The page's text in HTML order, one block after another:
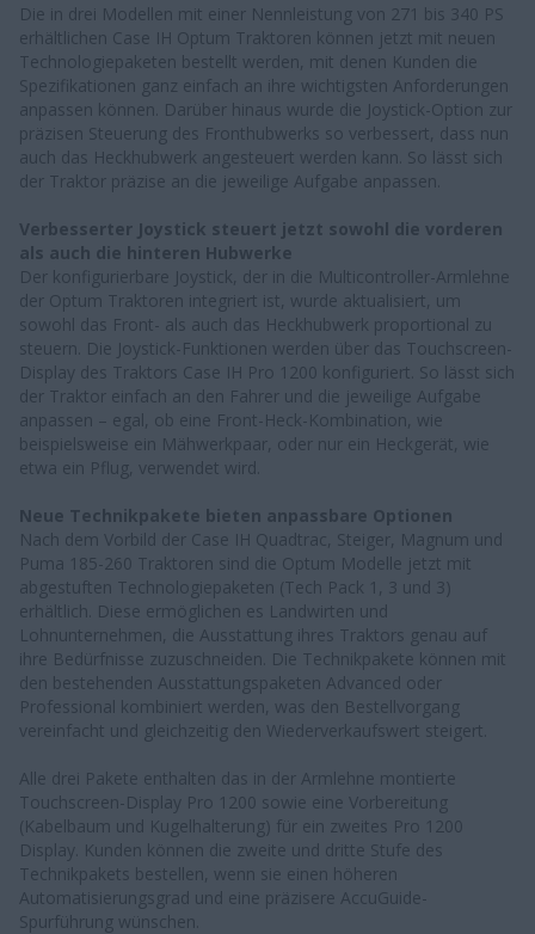
Die in drei Modellen mit einer Nennleistung von 271 bis 340 PS
erhältlichen Case IH Optum Traktoren können jetzt mit neuen
Technologiepaketen bestellt werden, mit denen Kunden die
Spezifikationen ganz einfach an ihre wichtigsten Anforderungen
anpassen können. Darüber hinaus wurde die Joystick-Option zur
präzisen Steuerung des Fronthubwerks so verbessert, dass nun
auch das Heckhubwerk angesteuert werden kann. So lässt sich
der Traktor präzise an die jeweilige Aufgabe anpassen.
Verbesserter Joystick steuert jetzt sowohl die vorderen
als auch die hinteren Hubwerke
Der konfigurierbare Joystick, der in die Multicontroller-Armlehne
der Optum Traktoren integriert ist, wurde aktualisiert, um
sowohl das Front- als auch das Heckhubwerk proportional zu
steuern. Die Joystick-Funktionen werden über das Touchscreen-
Display des Traktors Case IH Pro 1200 konfiguriert. So lässt sich
der Traktor einfach an den Fahrer und die jeweilige Aufgabe
anpassen – egal, ob eine Front-Heck-Kombination, wie
beispielsweise ein Mähwerkpaar, oder nur ein Heckgerät, wie
etwa ein Pflug, verwendet wird.
Neue Technikpakete bieten anpassbare Optionen
Nach dem Vorbild der Case IH Quadtrac, Steiger, Magnum und
Puma 185-260 Traktoren sind die Optum Modelle jetzt mit
abgestuften Technologiepaketen (Tech Pack 1, 3 und 3)
erhältlich. Diese ermöglichen es Landwirten und
Lohnunternehmen, die Ausstattung ihres Traktors genau auf
ihre Bedürfnisse zuzuschneiden. Die Technikpakete können mit
den bestehenden Ausstattungspaketen Advanced oder
Professional kombiniert werden, was den Bestellvorgang
vereinfacht und gleichzeitig den Wiederverkaufswert steigert.
Alle drei Pakete enthalten das in der Armlehne montierte
Touchscreen-Display Pro 1200 sowie eine Vorbereitung
(Kabelbaum und Kugelhalterung) für ein zweites Pro 1200
Display. Kunden können die zweite und dritte Stufe des
Technikpakets bestellen, wenn sie einen höheren
Automatisierungsgrad und eine präzisere AccuGuide-
Spurführung wünschen.